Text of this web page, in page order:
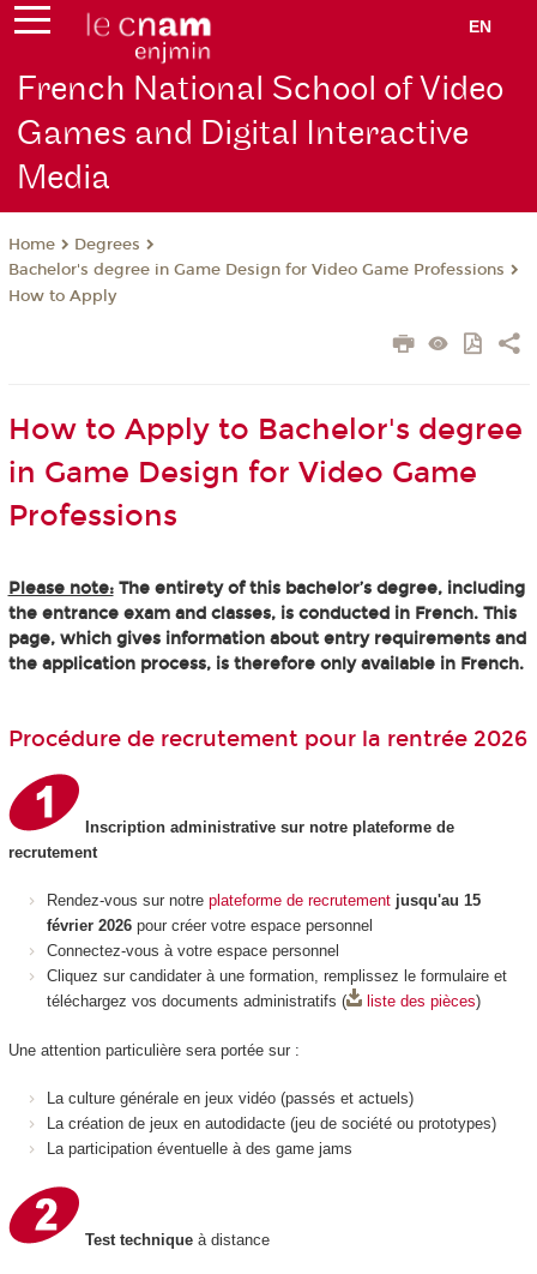
EN
French National School of Video
Games and Digital Interactive
Media
Home
Degrees
Bachelor's degree in Game Design for Video Game Professions
How to Apply
How to Apply to Bachelor's degree
in Game Design for Video Game
Professions
Please note:The entirety of this bachelor’s degree, including
the entrance exam and classes, is conducted in French. This
page, which gives information about entry requirements and
the application process, is therefore only available in French.
Procédure de recrutement pour la rentrée 2026
Inscription administrative sur notre plateforme de
recrutement
Rendez-vous sur notre plateforme de recrutement jusqu'au 15
février 2026 pour créer votre espace personnel
Connectez-vous à votre espace personnel
Cliquez sur candidater à une formation, remplissez le formulaire et
téléchargez vos documents administratifs (
liste des pièces)
Une attention particulière sera portée sur :
La culture générale en jeux vidéo (passés et actuels)
La création de jeux en autodidacte (jeu de société ou prototypes)
La participation éventuelle à des game jams
Test techniqueà distance